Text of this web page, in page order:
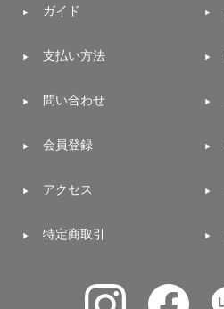
ガイド
支払い方法
問い合わせ
会員登録
アクセス
特定商取引